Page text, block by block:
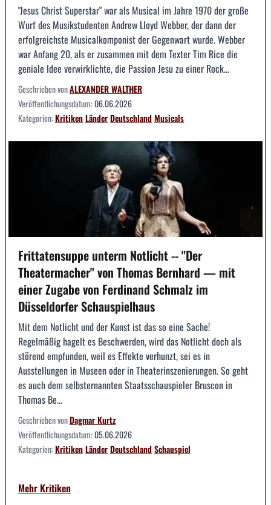
"Jesus Christ Superstar" war als Musical im Jahre 1970 der große
Wurf des Musikstudenten Andrew Lloyd Webber, der dann der
erfolgreichste Musicalkomponist der Gegenwart wurde. Webber
war Anfang 20, als er zusammen mit dem Texter Tim Rice die
geniale Idee verwirklichte, die Passion Jesu zu einer Rock...
Geschrieben vonALEXANDER WALTHER
Veröffentlichungsdatum:06.06.2026
Kategorien:KritikenLänderDeutschlandMusicals
Frittatensuppe unterm Notlicht -- "Der
Theatermacher" von Thomas Bernhard — mit
einer Zugabe von Ferdinand Schmalz im
Düsseldorfer Schauspielhaus
Mit dem Notlicht und der Kunst ist das so eine Sache!
Regelmäßig hagelt es Beschwerden, wird das Notlicht doch als
störend empfunden, weil es Effekte verhunzt, sei es in
Ausstellungen in Museen oder in Theaterinszenierungen. So geht
es auch dem selbsternannten Staatsschauspieler Bruscon in
Thomas Be...
Geschrieben vonDagmar Kurtz
Veröffentlichungsdatum:05.06.2026
Kategorien:KritikenLänderDeutschlandSchauspiel
Mehr Kritiken